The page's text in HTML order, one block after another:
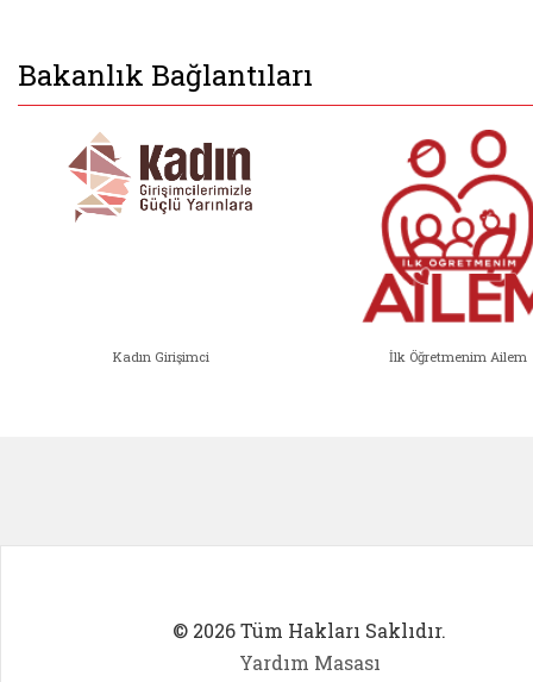
Bakanlık Bağlantıları
Kadın Girişimci İlk Öğretmenim Ailem
© 2026 Tüm Hakları Saklıdır.
Yardım Masası